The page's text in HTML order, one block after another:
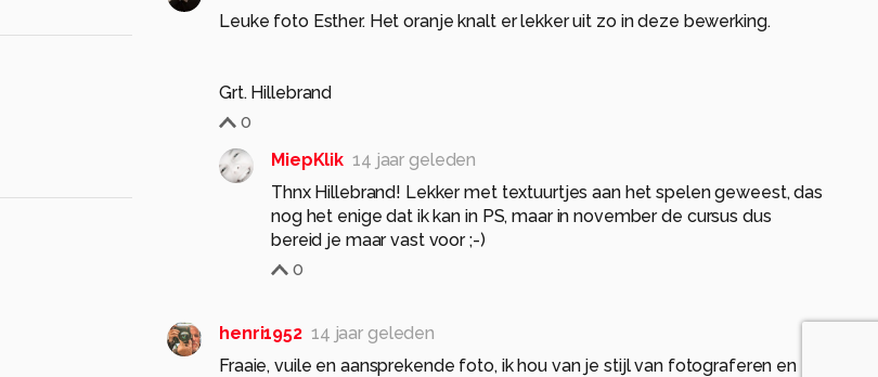
Leuke foto Esther. Het oranje knalt er lekker uit zo in deze bewerking.
Grt. Hillebrand
0
MiepKlik 14 jaar geleden
Thnx Hillebrand! Lekker met textuurtjes aan het spelen geweest, das
nog het enige dat ik kan in PS, maar in november de cursus dus
bereid je maar vast voor ;-)
0
henri1952 14 jaar geleden
Fraaie, vuile en aansprekende foto, ik hou van je stijl van fotograferen en